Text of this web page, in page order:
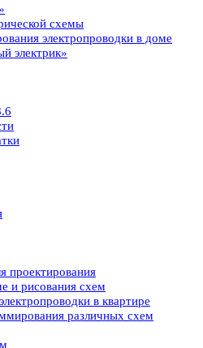
схемы
электропроводки в доме
электрик»
проектирования
и рисования схем
в квартире
различных схем